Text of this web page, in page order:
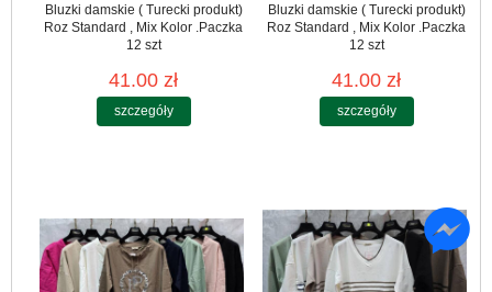
Bluzki damskie ( Turecki produkt)
Roz Standard , Mix Kolor .Paczka
12 szt
41.00 zł
szczegóły
Bluzki damskie ( Turecki produkt)
Roz Standard , Mix Kolor .Paczka
12 szt
41.00 zł
szczegóły